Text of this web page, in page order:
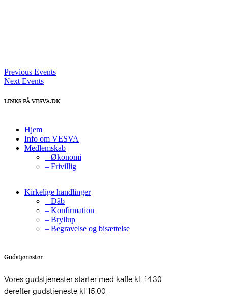
Previous Events
Next Events
LINKS PÅ VESVA.DK
Hjem
Info om VESVA
Medlemskab
– Økonomi
– Frivillig
Kirkelige handlinger
– Dåb
– Konfirmation
– Bryllup
– Begravelse og bisættelse
Gudstjenester
Vores gudstjenester starter med kaffe kl. 14.30
derefter gudstjeneste kl 15.00.